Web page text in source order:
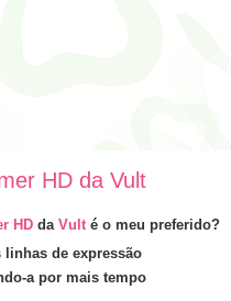
HD da Vult
HD da Vult é o meu preferido?
lin­has de expressão
a por mais tempo